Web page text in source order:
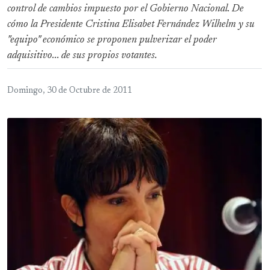
control de cambios impuesto por el Gobierno Nacional. De
cómo la Presidente Cristina Elisabet Fernández Wilhelm y su
"equipo" económico se proponen pulverizar el poder
adquisitivo... de sus propios votantes.
Domingo, 30 de Octubre de 2011